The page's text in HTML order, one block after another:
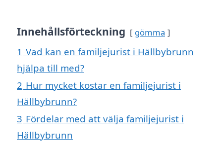
Innehållsförteckning gömma
1 Vad kan en familjejurist i Hällbybrunn
hjälpa till med?
2 Hur mycket kostar en familjejurist i
Hällbybrunn?
3 Fördelar med att välja familjejurist i
Hällbybrunn